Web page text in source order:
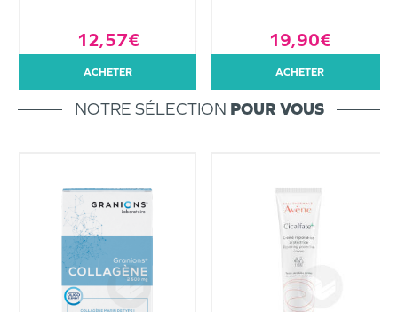
12,57€
ACHETER
19,90€
ACHETER
NOTRE SÉLECTION POUR VOUS